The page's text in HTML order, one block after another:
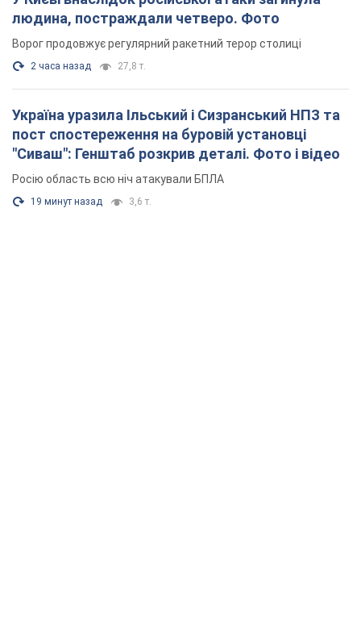
людина, постраждали четверо. Фото
Ворог продовжує регулярний ракетний терор столиці
2 часа назад 27,8 т.
Україна уразила Ільський і Сизранський НПЗ та
пост спостереження на буровій установці
"Сиваш": Генштаб розкрив деталі. Фото і відео
Росію область всю ніч атакували БПЛА
19 минут назад 3,6 т.